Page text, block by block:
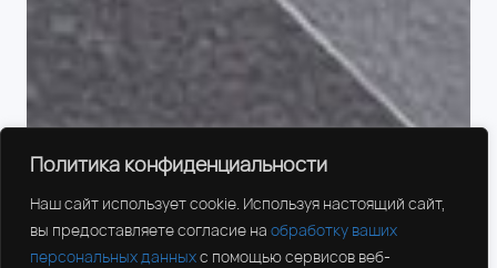
Политика конфиденциальности
Наш сайт использует cookie. Используя настоящий сайт,
вы предоставляете согласие на обработку ваших
персональных данныхс помощью сервисов веб-